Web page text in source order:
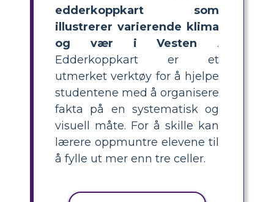
edderkoppkart som
illustrerer varierende klima
og vær i Vesten .
Edderkoppkart er et
utmerket verktøy for å hjelpe
studentene med å organisere
fakta på en systematisk og
visuell måte. For å skille kan
lærere oppmuntre elevene til
å fylle ut mer enn tre celler.